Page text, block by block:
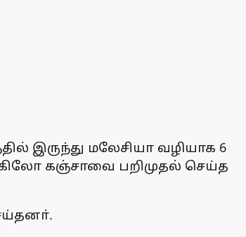
இருந்து மலேசியா வழியாக 6
கிலோ கஞ்சாவை பறிமுதல் செய்த